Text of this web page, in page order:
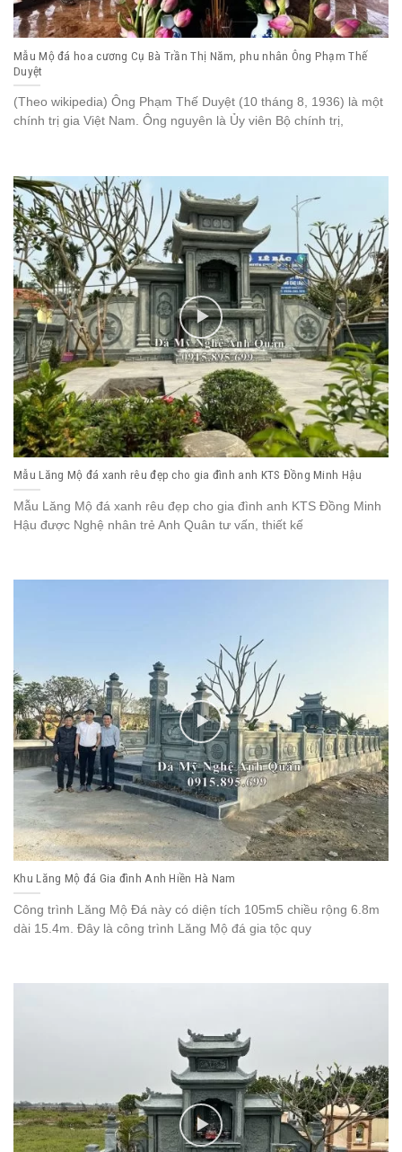
Mẫu Mộ đá hoa cương Cụ Bà Trần Thị Năm, phu nhân Ông Phạm Thế
Duyệt
(Theo wikipedia) Ông Phạm Thế Duyệt (10 tháng 8, 1936) là một
chính trị gia Việt Nam. Ông nguyên là Ủy viên Bộ chính trị,
Mẫu Lăng Mộ đá xanh rêu đẹp cho gia đình anh KTS Đồng Minh Hậu
Mẫu Lăng Mộ đá xanh rêu đẹp cho gia đình anh KTS Đồng Minh
Hậu được Nghệ nhân trẻ Anh Quân tư vấn, thiết kế
Khu Lăng Mộ đá Gia đình Anh Hiền Hà Nam
Công trình Lăng Mộ Đá này có diện tích 105m5 chiều rộng 6.8m
dài 15.4m. Đây là công trình Lăng Mộ đá gia tộc quy